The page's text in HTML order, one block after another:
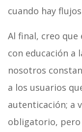
cuando hay
Al final, creo
con educación a
nosotros
a los usuarios
autenticación; a
obligatorio, pero